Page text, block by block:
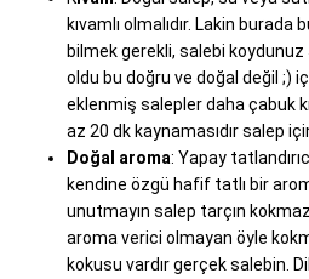
kıvamlı olmalıdır. Lakin
bilmek gerekli, salebi koydunuz
oldu bu doğru ve doğal değil ;)
eklenmiş salepler daha çabuk
az 20 dk kaynamasıdır salep
Doğal aroma: Yapay
kendine özgü hafif tatlı bir
unutmayın salep tarçın
aroma verici olmayan öyle
kokusu vardır gerçek salebin.